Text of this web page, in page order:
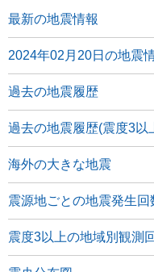
最新の地震情報
2024年02月20日の地震
過去の地震履歴
過去の地震履歴(震度3以
海外の大きな地震
震源地ごとの地震発生回
震度3以上の地域別観測